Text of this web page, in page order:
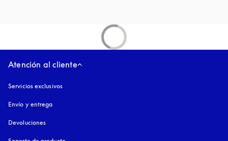
Atención al cliente
Servicios exclusivos
Envío y entrega
Devoluciones